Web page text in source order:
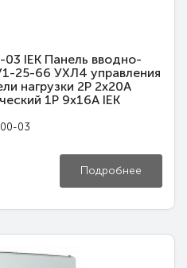
IEK Панель вводно-
25-66 УХЛ4 управления
нагрузки 2Р 2х20А
1Р 9х16А IEK
03
Подробнее